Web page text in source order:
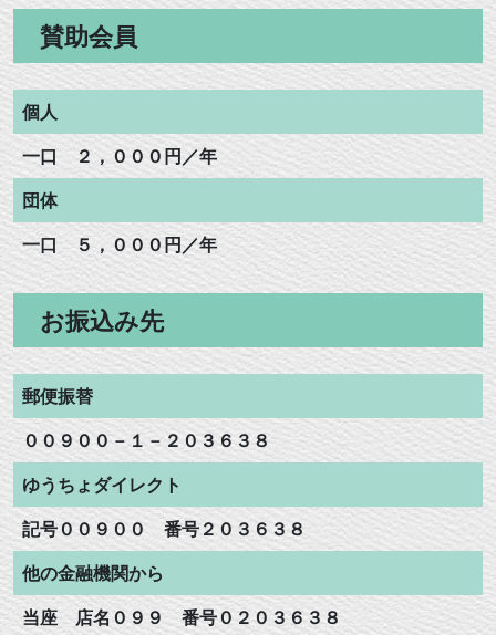
賛助会員
個人
一口 ２，０００円／年
団体
一口 ５，０００円／年
お振込み先
郵便振替
００９００－１－２０３６３８
ゆうちょダイレクト
記号００９００ 番号２０３６３８
他の金融機関から
当座 店名０９９ 番号０２０３６３８